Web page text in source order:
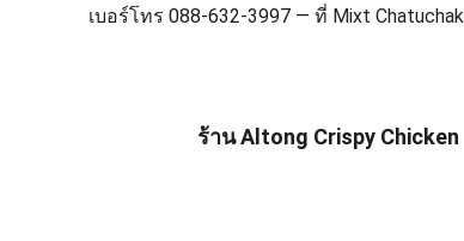
เบอร์โทร 088-632-3997 — ที่ Mixt Chatuchak
ร้านAltong Crispy Chicken